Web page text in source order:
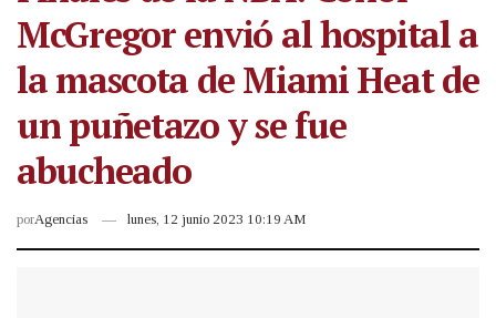
McGregor envió al hospital a
la mascota de Miami Heat de
un puñetazo y se fue
abucheado
porAgencias lunes, 12 junio 2023 10:19 AM